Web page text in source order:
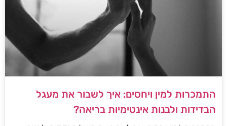
התמכרות למין ויחסים: איך לשבור את מעגל
הבדידות ולבנות אינטימיות בריאה?